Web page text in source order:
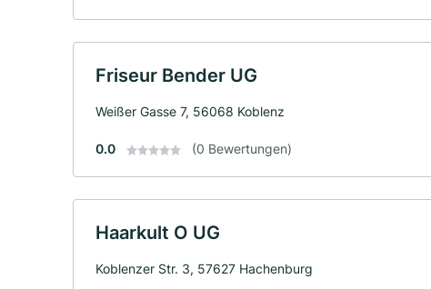
Friseur Bender UG
Weißer Gasse 7, 56068 Koblenz
0.0 (0 Bewertungen)
Haarkult O UG
Koblenzer Str. 3, 57627 Hachenburg